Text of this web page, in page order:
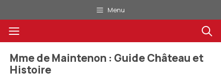
au
contenu
Menu
Menu
Mme de Maintenon : Guide Château et
Histoire